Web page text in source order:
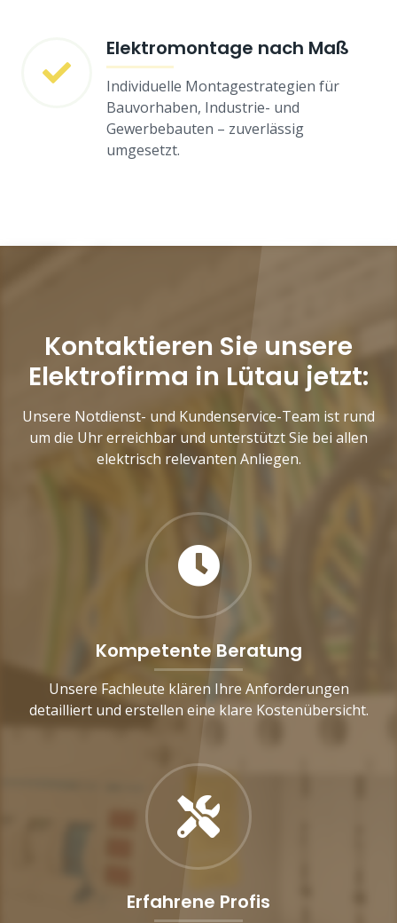
Elektromontage nach Maß
Individuelle Montagestrategien für
Bauvorhaben, Industrie- und
Gewerbebauten – zuverlässig
umgesetzt.
Kontaktieren Sie unsere
Elektrofirma in Lütau jetzt:
Unsere Notdienst- und Kundenservice-Team ist rund
um die Uhr erreichbar und unterstützt Sie bei allen
elektrisch relevanten Anliegen.
Kompetente Beratung
Unsere Fachleute klären Ihre Anforderungen
detailliert und erstellen eine klare Kostenübersicht.
Erfahrene Profis